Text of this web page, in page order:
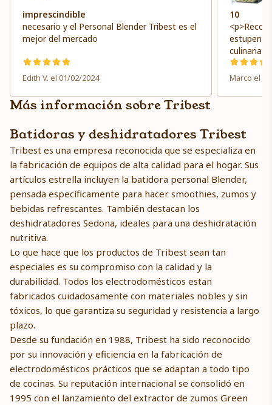
imprescindible
necesario y el Personal Blender Tribest es el
mejor del mercado
Edith V. el 01/02/2024
10
Marco el
Más información sobre Tribest
Batidoras y deshidratadores Tribest
Tribest es una empresa reconocida que se especializa en
la fabricación de equipos de alta calidad para el hogar. Sus
artículos estrella incluyen la batidora personal Blender,
pensada específicamente para hacer smoothies, zumos y
bebidas refrescantes. También destacan los
deshidratadores Sedona, ideales para una deshidratación
nutritiva.
Lo que hace que los productos de Tribest sean tan
especiales es su compromiso con la calidad y la
durabilidad. Todos los electrodomésticos estan
fabricados cuidadosamente con materiales nobles y sin
tóxicos, lo que garantiza su seguridad y resistencia a largo
plazo.
Desde su fundación en 1988, Tribest ha sido reconocido
por su innovación y eficiencia en la fabricación de
electrodomésticos prácticos que se adaptan a todo tipo
de cocinas. Su reputación internacional se consolidó en
1995 con el lanzamiento del extractor de zumos Green